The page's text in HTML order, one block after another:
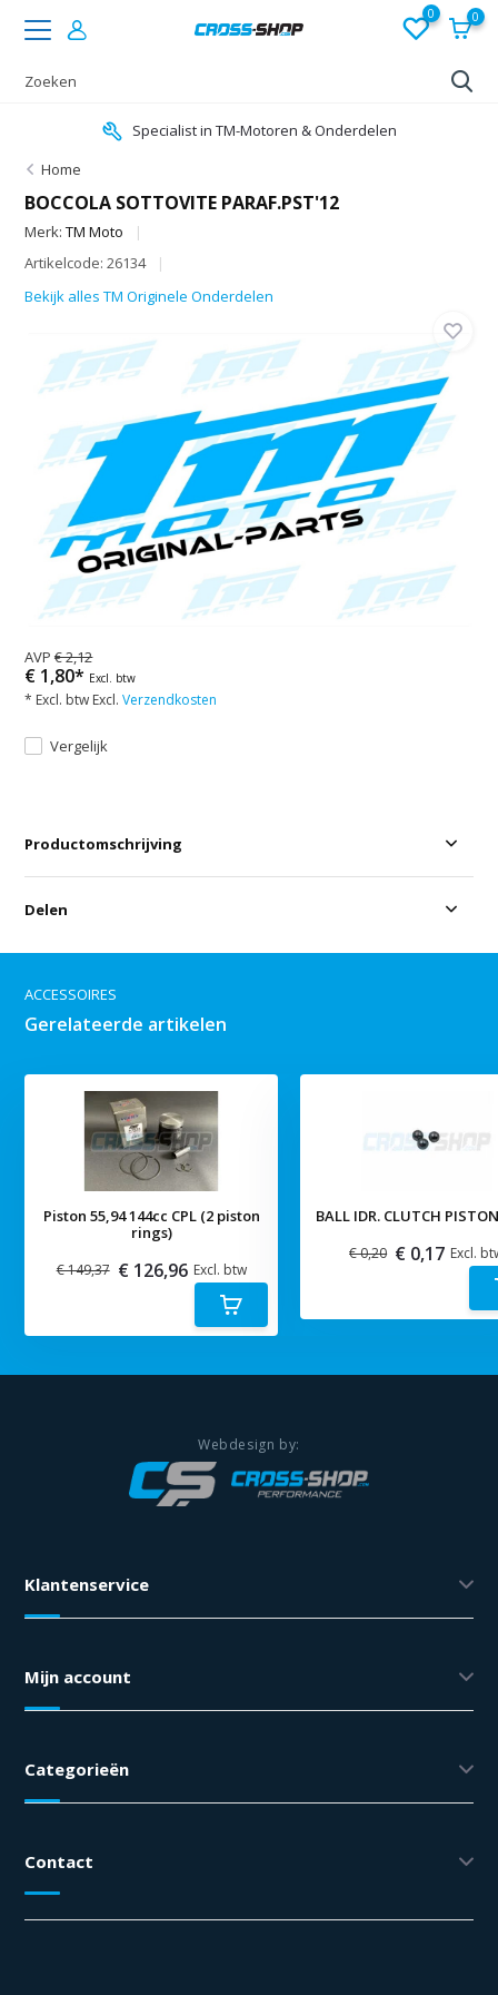
0 0
Specialist in TM-Motoren & Onderdelen
Home
BOCCOLA SOTTOVITE PARAF.PST'12
Merk:TM Moto
Artikelcode: 26134
Bekijk alles TM Originele Onderdelen
AVP€ 2,12
€ 1,80* Excl. btw
* Excl. btw Excl.Verzendkosten
Vergelijk
Productomschrijving
Delen
ACCESSOIRES
Gerelateerde artikelen
Piston 55,94 144cc CPL (2 piston
rings)
€ 149,37 € 126,96 Excl. btw
BALL IDR. CLUTCH
€ 0,20 € 0,17 Excl.
Klantenservice
Mijn account
Categorieën
Contact